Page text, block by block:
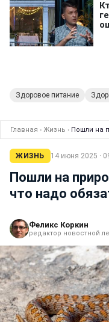
Здоровое питание
Главная › Жизнь › Пошли на
ЖИЗНЬ 14 июня 2025 ·
Пошли на
что надо
Феликс Коркин
редактор новостной